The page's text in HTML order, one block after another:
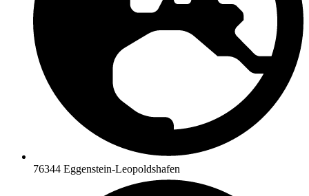
76344 Eggenstein-Leopoldshafen